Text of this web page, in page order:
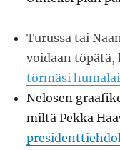
Turussa tai
voidaan
törmäsi
Nelosen
miltä Pekka